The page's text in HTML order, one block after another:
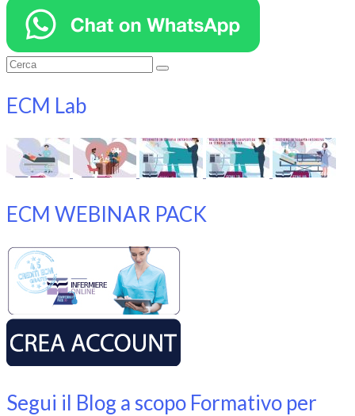
Cerca:
ECM Lab
ECM WEBINAR PACK
Segui il Blog a scopo Formativo per